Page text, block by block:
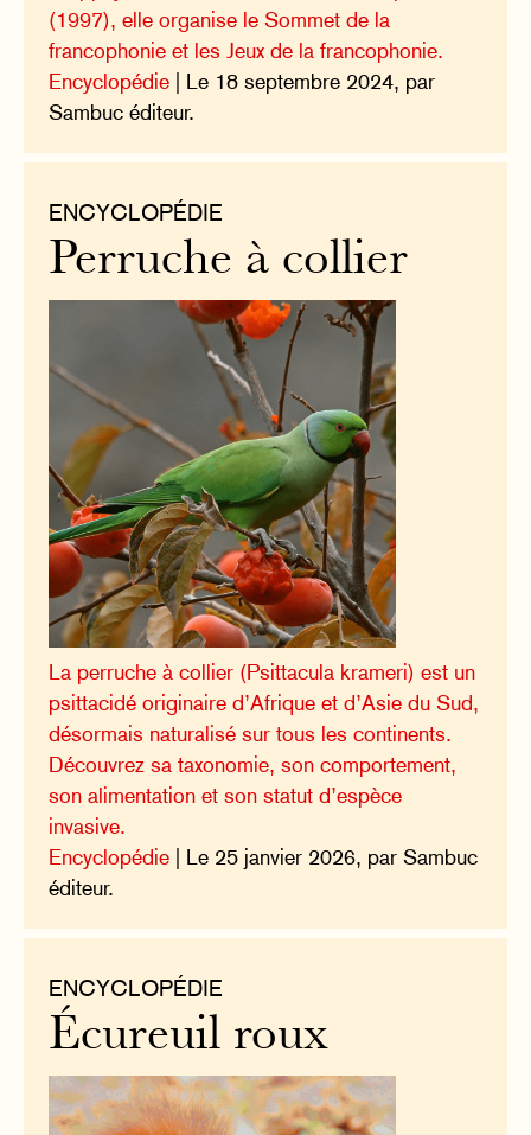
(1997), elle organise le Sommet de la
francophonie et les Jeux de la francophonie.
Encyclopédie | Le 18 septembre 2024, par
Sambuc éditeur.
ENCYCLOPÉDIE
Perruche à collier
La perruche à collier (Psittacula krameri) est un
psittacidé originaire d’Afrique et d’Asie du Sud,
désormais naturalisé sur tous les continents.
Découvrez sa taxonomie, son comportement,
son alimentation et son statut d’espèce
invasive.
Encyclopédie | Le 25 janvier 2026, par Sambuc
éditeur.
ENCYCLOPÉDIE
Écureuil roux